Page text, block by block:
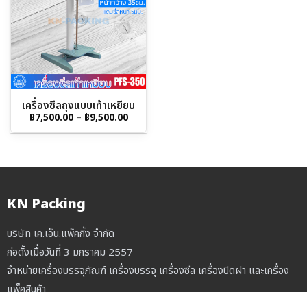
เครื่องซีลถุงแบบเท้าเหยียบ
฿7,500.00 – ฿9,500.00Price
฿7,500.00
KN Packing
บริษัท เค.เอ็น.แพ็คกิ้ง จำกัด
ก่อตั้งเมื่อวันที่ 3 มกราคม 2557
จำหน่ายเครื่องบรรจุภัณฑ์ เครื่องบรรจุ เครื่องซีล เครื่องปิดฝา และเครื่อง